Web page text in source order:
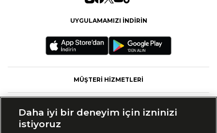
UYGULAMAMIZI İNDİRİN
MÜŞTERİ HİZMETLERİ
Daha iyi bir deneyim için izninizi
istiyoruz